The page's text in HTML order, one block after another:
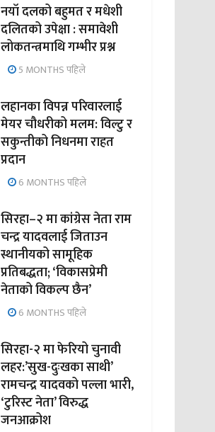
नयाँ दलको बहुमत र मधेशी
दलितको उपेक्षा : समावेशी
लोकतन्त्रमाथि गम्भीर प्रश्न
5 MONTHS पहिले
लहानका विपन्न परिवारलाई
मेयर चौधरीको मलम: विल्टु र
सकुन्तीको निधनमा राहत
प्रदान
6 MONTHS पहिले
सिरहा–२ मा कांग्रेस नेता राम
चन्द्र यादवलाई जिताउन
स्थानीयको सामूहिक
प्रतिबद्धता; ‘विकासप्रेमी
नेताको विकल्प छैन’
6 MONTHS पहिले
सिरहा-२ मा फेरियो चुनावी
लहर:’सुख-दुःखका साथी’
रामचन्द्र यादवको पल्ला भारी,
‘टुरिस्ट नेता’ विरुद्ध
जनआक्रोश